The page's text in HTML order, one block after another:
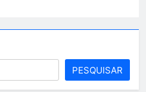
PESQUISAR